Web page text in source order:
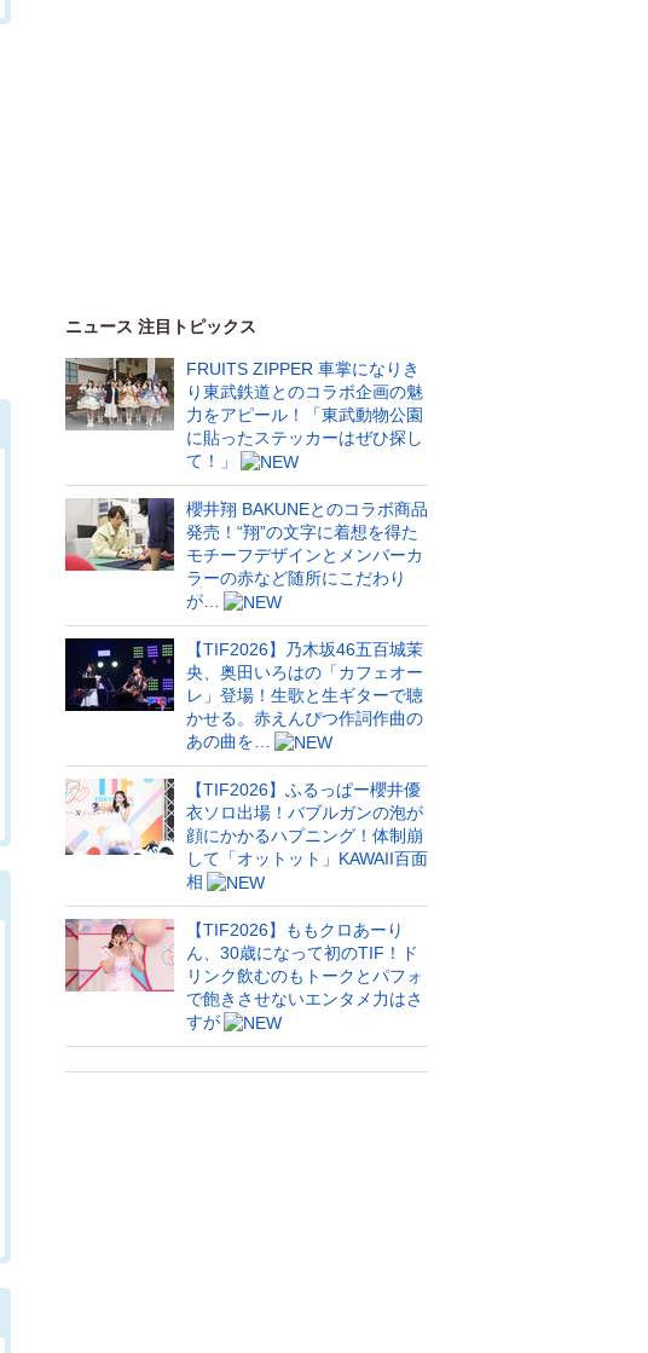
ニュース 注目トピックス
FRUITS ZIPPER 車掌になりき
り東武鉄道とのコラボ企画の魅
力をアピール！「東武動物公園
に貼ったステッカーはぜひ探し
て！」
櫻井翔 BAKUNEとのコラボ商品
発売！“翔”の文字に着想を得た
モチーフデザインとメンバーカ
ラーの赤など随所にこだわり
が…
【TIF2026】乃木坂46五百城茉
央、奥田いろはの「カフェオー
レ」登場！生歌と生ギターで聴
かせる。赤えんぴつ作詞作曲の
あの曲を…
【TIF2026】ふるっぱー櫻井優
衣ソロ出場！バブルガンの泡が
顔にかかるハプニング！体制崩
して「オットット」KAWAII百面
相
【TIF2026】ももクロあーり
ん、30歳になって初のTIF！ド
リンク飲むのもトークとパフォ
で飽きさせないエンタメ力はさ
すが